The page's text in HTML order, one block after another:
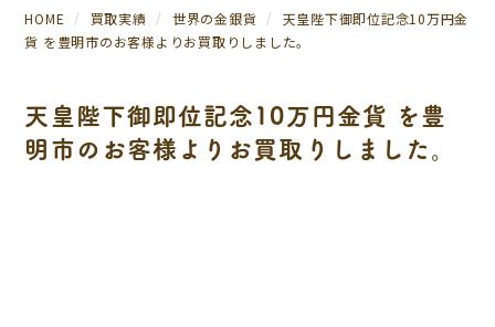
HOME 買取実績 世界の金銀貨
天皇陛下御即位記念10万円金
貨 を豊明市のお客様よりお買取りしました。
天皇陛下御即位記念10万円金貨 を豊
明市のお客様よりお買取りしました。